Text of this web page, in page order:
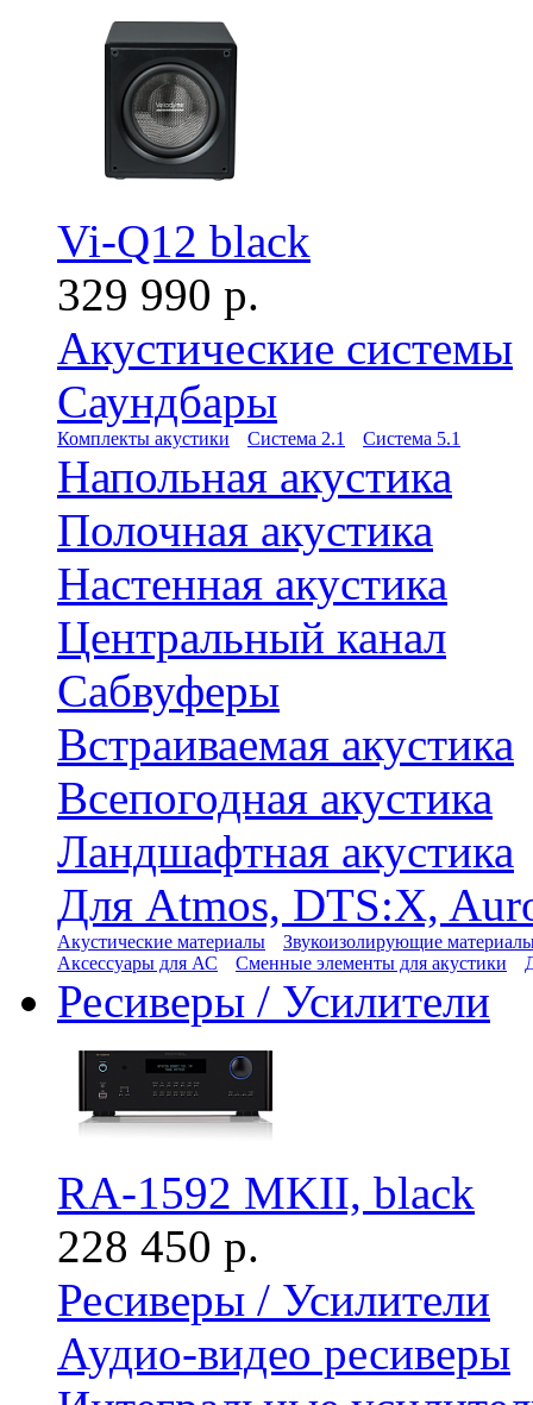
Vi-Q12 black
329 990 р.
Акустические системы
Саундбары
Комплекты акустики Система 2.1 Система 5.1
Напольная акустика
Полочная акустика
Настенная акустика
Центральный канал
Сабвуферы
Встраиваемая акустика
Всепогодная акустика
Ландшафтная акустика
Для Atmos, DTS:X,
Акустические материалы
Звукоизолирующие
Аксессуары для АС
Сменные элементы для акустики
Ресиверы / Усилители
RA-1592 MKII, black
228 450 р.
Ресиверы / Усилители
Аудио-видео ресиверы